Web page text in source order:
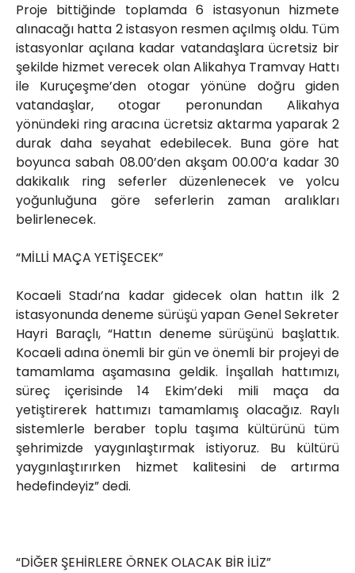
Proje bittiğinde toplamda 6 istasyonun hizmete
alınacağı hatta 2 istasyon resmen açılmış oldu. Tüm
istasyonlar açılana kadar vatandaşlara ücretsiz bir
şekilde hizmet verecek olan Alikahya Tramvay Hattı
ile Kuruçeşme’den otogar yönüne doğru giden
vatandaşlar, otogar peronundan Alikahya
yönündeki ring aracına ücretsiz aktarma yaparak 2
durak daha seyahat edebilecek. Buna göre hat
boyunca sabah 08.00’den akşam 00.00’a kadar 30
dakikalık ring seferler düzenlenecek ve yolcu
yoğunluğuna göre seferlerin zaman aralıkları
belirlenecek.
“MİLLİ MAÇA YETİŞECEK”
Kocaeli Stadı’na kadar gidecek olan hattın ilk 2
istasyonunda deneme sürüşü yapan Genel Sekreter
Hayri Baraçlı, “Hattın deneme sürüşünü başlattık.
Kocaeli adına önemli bir gün ve önemli bir projeyi de
tamamlama aşamasına geldik. İnşallah hattımızı,
süreç içerisinde 14 Ekim’deki mili maça da
yetiştirerek hattımızı tamamlamış olacağız. Raylı
sistemlerle beraber toplu taşıma kültürünü tüm
şehrimizde yaygınlaştırmak istiyoruz. Bu kültürü
yaygınlaştırırken hizmet kalitesini de artırma
hedefindeyiz” dedi.
“DİĞER ŞEHİRLERE ÖRNEK OLACAK BİR İLİZ”